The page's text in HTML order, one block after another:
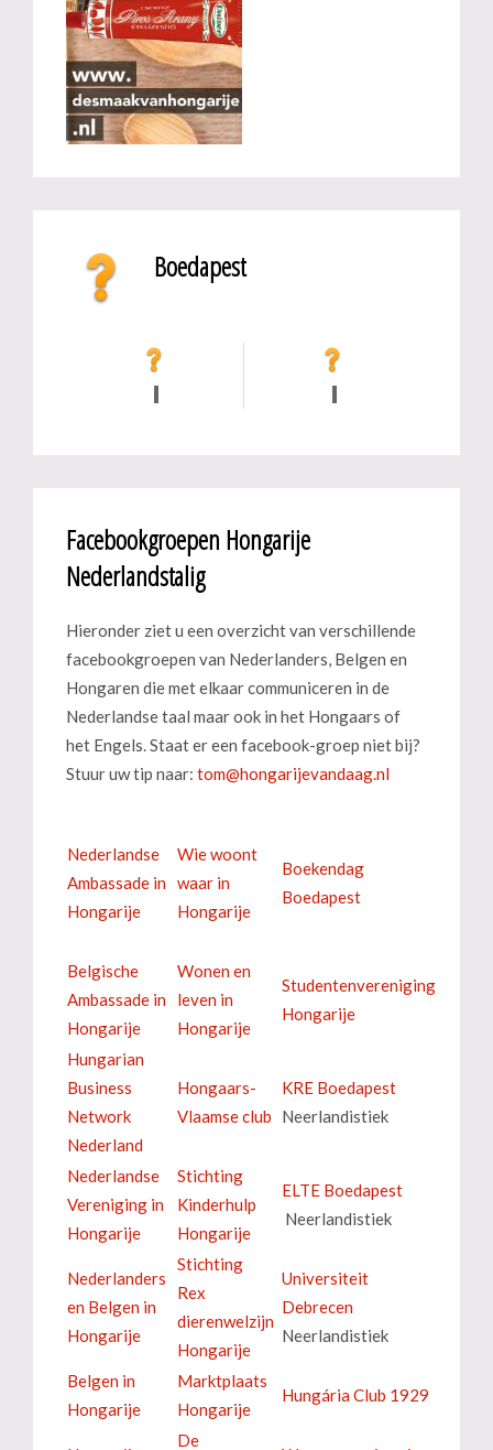
Boedapest
Facebookgroepen Hongarije
Nederlandstalig
Hieronder ziet u een overzicht van verschillende
facebookgroepen van Nederlanders, Belgen en
Hongaren die met elkaar communiceren in de
Nederlandse taal maar ook in het Hongaars of
het Engels. Staat er een facebook-groep niet bij?
Stuur uw tip naar:
Nederlandse
Ambassade in
Hongarije
Wie woont
waar in
Hongarije
Boekendag
Boedapest
Belgische
Ambassade in
Hongarije
Wonen en
leven in
Hongarije
Studentenvereniging
Hongarije
Hungarian
Business
Network
Nederland
Hongaars-
Vlaamse club
KRE Boedapest
Neerlandistiek
Nederlandse
Vereniging in
Hongarije
Stichting
Kinderhulp
Hongarije
ELTE Boedapest
Neerlandistiek
Nederlanders
en Belgen in
Hongarije
Stichting
Rex
dierenwelzijn
Hongarije
Universiteit
Debrecen
Neerlandistiek
Belgen in
Hongarije
Marktplaats
Hongarije
Hungária Club 1929
De